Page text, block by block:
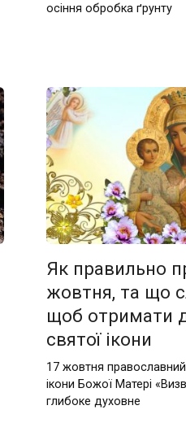
осіння обробка ґрунту
Як правильно
жовтня, та що
щоб отримати
святої ікони
17 жовтня православний
ікони Божої Матері
глибоке духовне